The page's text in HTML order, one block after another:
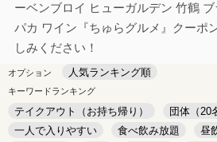
ーベンブロイ ヒューガルデン 竹鶴
パカ ワイン『ちゅらグルメ』クーポ
しみください！
オプション 人気ランキング順
キーワードランキング
テイクアウト（お持ち帰り）
団体（20
一人で入りやすい
食べ飲み放題 昼